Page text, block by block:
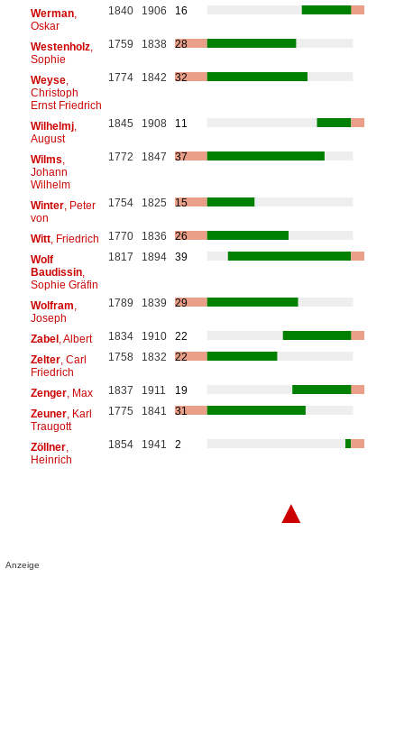
Werman,
Oskar
1840 1906 16
Westenholz,
Sophie
1759 1838 28
Weyse,
Christoph
Ernst Friedrich
1774 1842 32
Wilhelmj,
August
1845 1908 11
Wilms
Johann
Wilhelm
1772 1847 37
Winter, Peter
von
1754 1825 15
Witt, Friedrich 1770 1836
26
Wolf
Baudissin,
Sophie Gräfin
1817 1894 39
Wolfram
Joseph
1789 1839 29
Zabel, Albert 1834 1910
22
Zelter, Carl
Friedrich
1758 1832 22
Zenger, Max 1837 1911
19
Zeuner, Karl
Traugott
1775 1841 31
Zöllner,
Heinrich
1854 1941 2
▲
Anzeige